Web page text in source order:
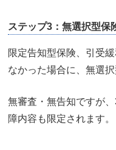
ステップ3：無選択型保
限定告知型保険、引受
なかった場合に、無選
無審査・無告知ですが
障内容も限定されます。